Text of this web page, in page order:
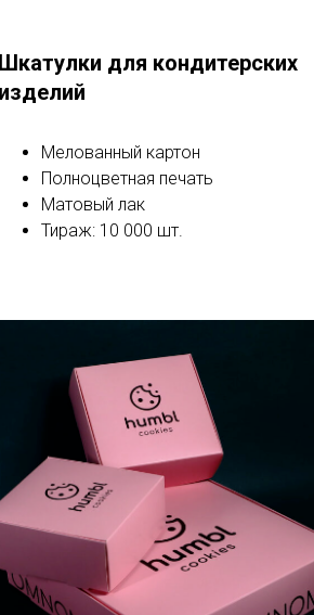
Шкатулки для кондитерских
изделий
Мелованный картон
Полноцветная печать
Матовый лак
Тираж: 10 000 шт.